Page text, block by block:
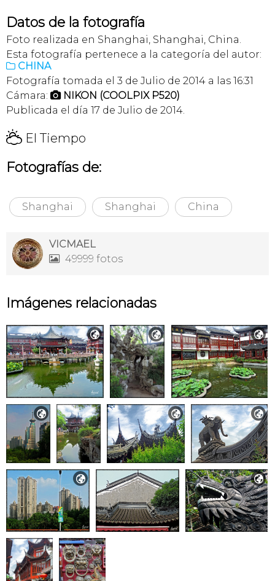
Datos de la fotografía
Foto realizada en Shanghai, Shanghai, China.
Esta fotografía pertenece a la categoría del autor:
 CHINA
Fotografía tomada el 3 de Julio de 2014 a las 16:31
Cámara:  NIKON (COOLPIX P520)
Publicada el día 17 de Julio de 2014.
H El Tiempo
Fotografías de:
Shanghai Shanghai China
VICMAEL
 49999 fotos
Imágenes relacionadas
  
  
 